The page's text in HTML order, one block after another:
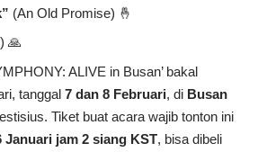
(An Old Promise) 🤞
🙏
ALIVE in Busan’ bakal
tanggal 7 dan 8 Februari, di Busan
Tiket buat acara wajib tonton ini
Januari jam 2 siang KST, bisa dibeli